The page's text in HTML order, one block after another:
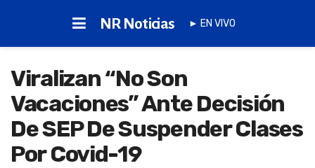
NR Noticias ► EN VIVO
Viralizan “No Son
Vacaciones” Ante Decisión
De SEP De Suspender Clases
Por Covid-19